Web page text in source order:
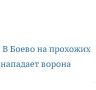
В Боево на прохожих
нападает ворона